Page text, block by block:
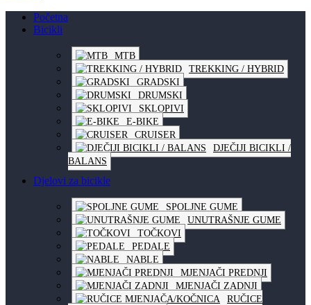
Početna
Bicikli
MTB
TREKKING / HYBRID
GRADSKI
DRUMSKI
SKLOPIVI
E-BIKE
CRUISER
DJEČIJI BICIKLI /
BALANS
Djelovi za bicikle
SPOLJNE GUME
UNUTRAŠNJE GUME
TOČKOVI
PEDALE
NABLE
MJENJAČI PREDNJI
MJENJAČI ZADNJI
RUČICE